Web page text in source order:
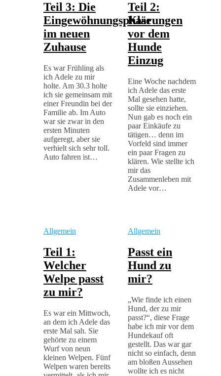
Teil 3: Die
Eingewöhnungsphase
im neuen
Zuhause
Es war Frühling als
ich Adele zu mir
holte. Am 30.3 holte
ich sie gemeinsam mit
einer Freundin bei der
Familie ab. Im Auto
war sie zwar in den
ersten Minuten
aufgeregt, aber sie
verhielt sich sehr toll.
Auto fahren ist…
Teil 2:
Klärungen
vor dem
Hunde
Einzug
Eine Woche nachdem
ich Adele das erste
Mal gesehen hatte,
sollte sie einziehen.
Nun gab es noch ein
paar Einkäufe zu
tätigen… denn im
Vorfeld sind immer
ein paar Fragen zu
klären. Wie stellte ich
mir das
Zusammenleben mit
Adele vor…
Allgemein
Teil 1:
Welcher
Welpe passt
zu mir?
Es war ein Mittwoch,
an dem ich Adele das
erste Mal sah. Sie
gehörte zu einem
Wurf von neun
kleinen Welpen. Fünf
Welpen waren bereits
Allgemein
Passt ein
Hund zu
mir?
„Wie finde ich einen
Hund, der zu mir
passt?“, diese Frage
habe ich mir vor dem
Hundekauf oft
gestellt. Das war gar
nicht so einfach, denn
am bloßen Aussehen
wollte ich es nicht